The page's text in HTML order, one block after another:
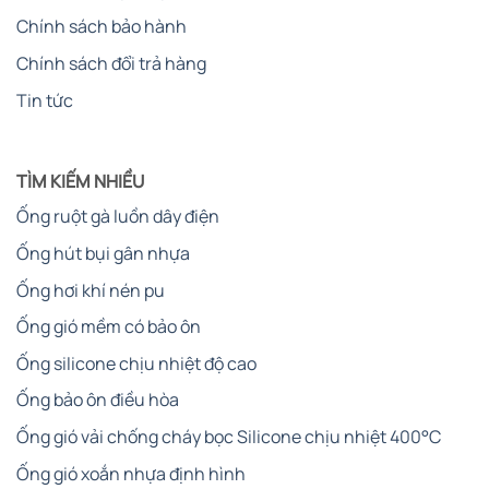
Tìm hiểu thêm:Top 5 Ống Hơi Bền Nhất
2025– Giải Pháp Truyền Dẫn Khí Nén
Tối Ưu
Chính sách bảo hành
Chính sách đổi trả hàng
Tin tức
TÌM KIẾM NHIỀU
Ống ruột gà luồn dây điện
Ống hút bụi gân nhựa
Ống hơi khí nén pu
Ống gió mềm có bảo ôn
Ống silicone chịu nhiệt độ cao
Ống bảo ôn điều hòa
Ống gió vải chống cháy bọc Silicone chịu nhiệt 400°C
Ống gió xoắn nhựa định hình